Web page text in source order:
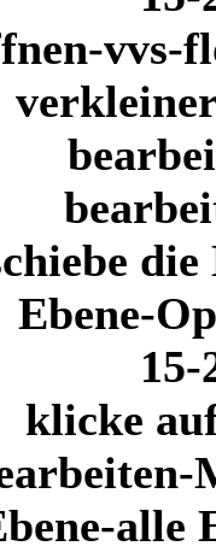
vvs-
Ebene-
klicke
alle